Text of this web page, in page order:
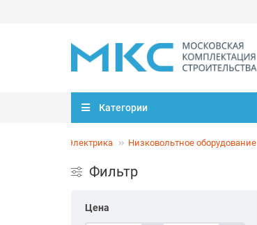
Категории
Электрика Низковольтное оборудование
Фильтр
Цена